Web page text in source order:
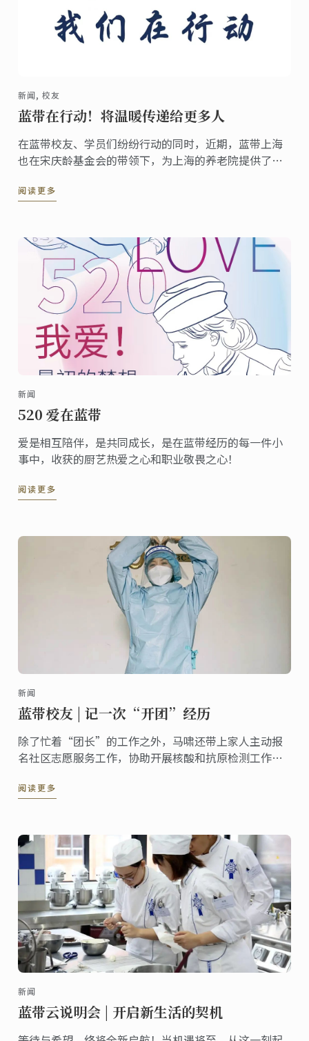
新闻, 校友
蓝带在行动！将温暖传递给更多人
在蓝带校友、学员们纷纷行动的同时，近期，蓝带上海
也在宋庆龄基金会的带领下，为上海的养老院提供了爱
阅读更多
新闻
520 爱在蓝带
爱是相互陪伴，是共同成长，是在蓝带经历的每一件小
事中，收获的厨艺热爱之心和职业敬畏之心！
阅读更多
新闻
蓝带校友 | 记一次“开团”经历
除了忙着“团长”的工作之外，马啸还带上家人主动报
名社区志愿服务工作，协助开展核酸和抗原检测工作，
下，自己也会努力将每一份志愿工作做细致，做到实
阅读更多
新闻
蓝带云说明会 | 开启新生活的契机